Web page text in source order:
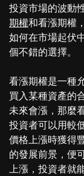
投資市場的波動
期權和看漲期權
如何在市場起伏
個不錯的選擇。
看漲期權是一種
買入某種資產的
未來會漲，那麼
投資者可以用較
價格上漲時獲得
的發展前景，便
上漲，投資者就